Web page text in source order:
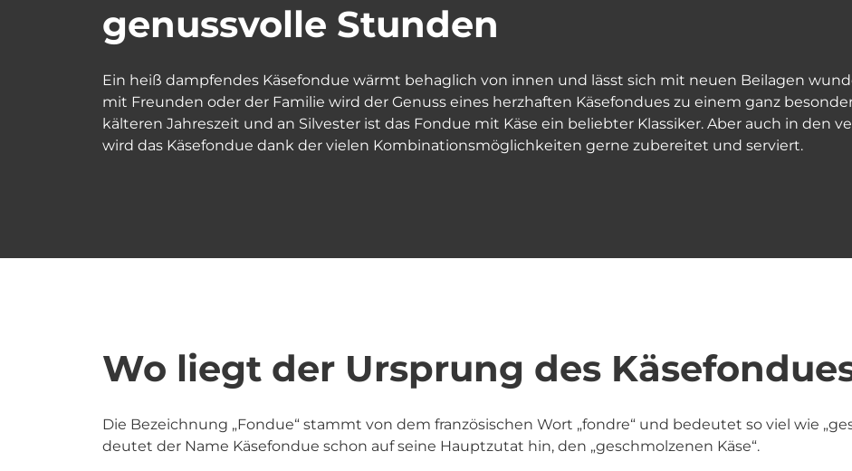
genussvolle Stunden
Ein heiß dampfendes Käsefondue wärmt behaglich von innen und lässt sich mit neuen Beilagen
mit Freunden oder der Familie wird der Genuss eines herzhaften Käsefondues zu einem ganz
kälteren Jahreszeit und an Silvester ist das Fondue mit Käse ein beliebter Klassiker. Aber auch in den
wird das Käsefondue dank der vielen Kombinationsmöglichkeiten gerne zubereitet und serviert.
Wo liegt der Ursprung des
Die Bezeichnung „Fondue“ stammt von dem französischen Wort „fondre“ und bedeutet so viel wie
deutet der Name Käsefondue schon auf seine Hauptzutat hin, den „geschmolzenen Käse“.